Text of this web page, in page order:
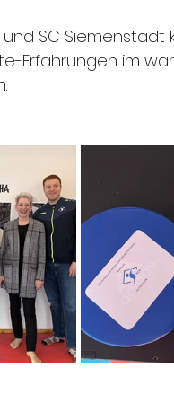
und SC
Erfahrungen im